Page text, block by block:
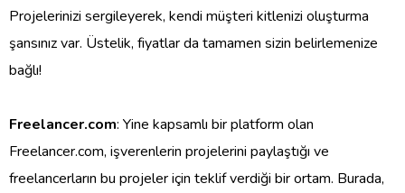
Projelerinizi sergileyerek, kendi müşteri kitlenizi oluşturma
şansınız var. Üstelik, fiyatlar da tamamen sizin belirlemenize
bağlı!
Freelancer.com: Yine kapsamlı bir platform olan
Freelancer.com, işverenlerin projelerini paylaştığı ve
freelancerların bu projeler için teklif verdiği bir ortam. Burada,